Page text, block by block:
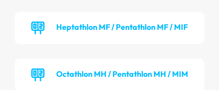
Heptathlon MF / Pentathlon MF / MIF
Octathlon MH / Pentathlon MH / MIM